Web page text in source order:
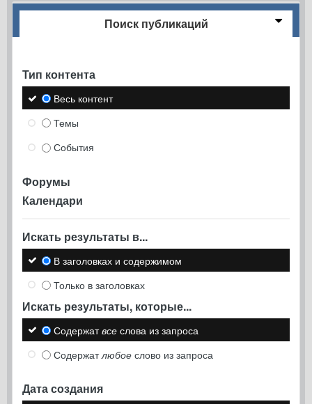
Поиск публикаций
Тип контента
Весь контент
Темы
События
Форумы
Календари
Искать результаты в...
В заголовках и содержимом
Только в заголовках
Искать результаты, которые...
Содержатвсе слова из запроса
Содержатлюбое слово из запроса
Дата создания